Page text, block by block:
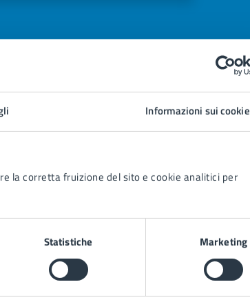
Informazioni sui cookie
la corretta fruizione del sito e cookie analitici per
Statistiche Marketing